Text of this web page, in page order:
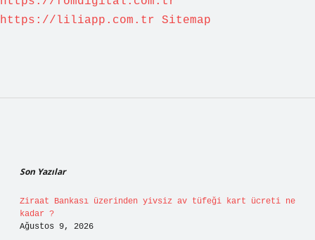
https://liliapp.com.tr
Sitemap
Son Yazılar
Ziraat Bankası üzerinden yivsiz av tüfeği kart ücreti ne
kadar ?
Ağustos 9, 2026